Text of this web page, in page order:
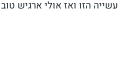
הזו ואז אולי ארגיש